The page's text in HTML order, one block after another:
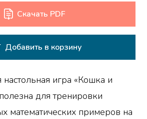
Скачать PDF
Добавить в корзину
настольная игра «Кошка и
для тренировки
математических примеров на